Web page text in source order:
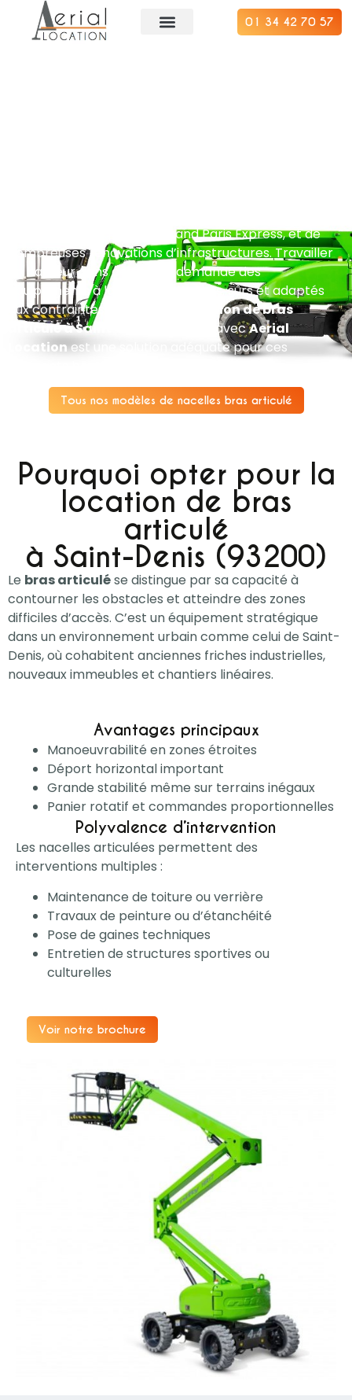
01 34 42 70 57
olympique, des gares du Grand Paris Express, et de
nombreuses rénovations d’infrastructures. Travailler
en hauteur dans cette ville demande des
équipements à la fois performants, sûrs et adaptés
aux contraintes urbaines. La
location de bras
articulé à Saint-Denis (93200)
avecAerial
Locationest une solution adéquate pour ces
Tous nos modèles de nacelles bras articulé
Pourquoi opter pour la
location de bras
articulé
à Saint-Denis (93200)
Le bras articulése distingue par sa capacité à
contourner les obstacles et atteindre des zones
difficiles d’accès. C’est un équipement stratégique
dans un environnement urbain comme celui de Saint-
Denis, où cohabitent anciennes friches industrielles,
nouveaux immeubles et chantiers linéaires.
Avantages principaux
Manoeuvrabilité en zones étroites
Déport horizontal important
Grande stabilité même sur terrains inégaux
Panier rotatif et commandes proportionnelles
Polyvalence d’intervention
Les nacelles articulées permettent des
interventions multiples :
Maintenance de toiture ou verrière
Travaux de peinture ou d’étanchéité
Pose de gaines techniques
Entretien de structures sportives ou
culturelles
Voir notre brochure